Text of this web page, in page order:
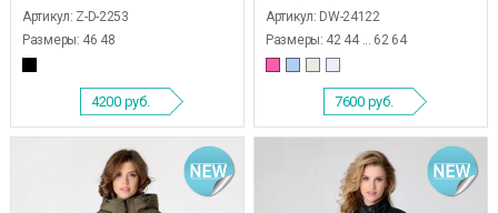
Артикул: Z-D-2253
Размеры: 46 48
4200 руб.
Артикул: DW-24122
Размеры: 42 44 ... 62 64
7600 руб.